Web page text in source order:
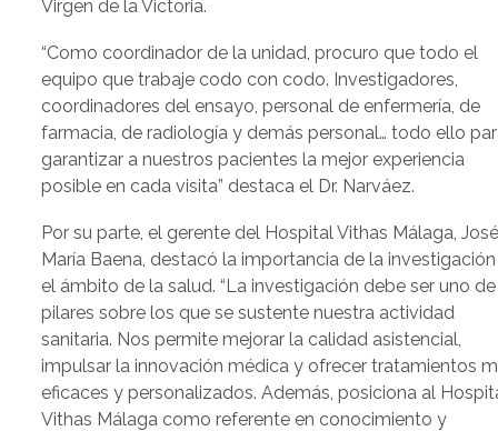
Virgen de la Victoria.
“Como coordinador de la unidad, procuro que todo el
equipo que trabaje codo con codo. Investigadores,
coordinadores del ensayo, personal de enfermería, de
farmacia, de radiología y demás personal… todo ello
garantizar a nuestros pacientes la mejor experiencia
posible en cada visita” destaca el Dr. Narváez.
Por su parte, el gerente del Hospital Vithas Málaga,
María Baena, destacó la importancia de la
el ámbito de la salud. “La investigación debe ser uno
pilares sobre los que se sustente nuestra actividad
sanitaria. Nos permite mejorar la calidad asistencial,
impulsar la innovación médica y ofrecer tratamientos
eficaces y personalizados. Además, posiciona al
Vithas Málaga como referente en conocimiento y